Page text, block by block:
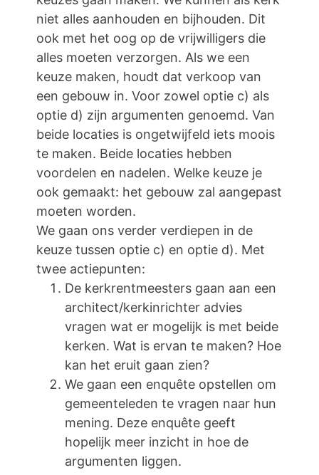
niet alles aanhouden en bijhouden. Dit
ook met het oog op de vrijwilligers die
alles moeten verzorgen. Als we een
keuze maken, houdt dat verkoop van
een gebouw in. Voor zowel optie c) als
optie d) zijn argumenten genoemd. Van
beide locaties is ongetwijfeld iets moois
te maken. Beide locaties hebben
voordelen en nadelen. Welke keuze je
ook gemaakt: het gebouw zal aangepast
moeten worden.
We gaan ons verder verdiepen in de
keuze tussen optie c) en optie d). Met
twee actiepunten:
De kerkrentmeesters gaan aan een
architect/kerkinrichter advies
vragen wat er mogelijk is met beide
kerken. Wat is ervan te maken? Hoe
kan het eruit gaan zien?
We gaan een enquête opstellen om
gemeenteleden te vragen naar hun
mening. Deze enquête geeft
hopelijk meer inzicht in hoe de
argumenten liggen.